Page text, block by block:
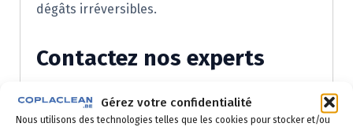
Gérez votre confidentialité
Nous utilisons des technologies telles que les cookies pour stocker et/ou
dégâts irréversibles.
Contactez nos experts
Vous suspectez la présence de charançons du
maïs dans vos stocks ? Nos équipes basées à